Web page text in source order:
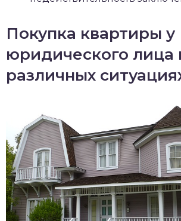
Покупка квартиры у
юридического лица
различных